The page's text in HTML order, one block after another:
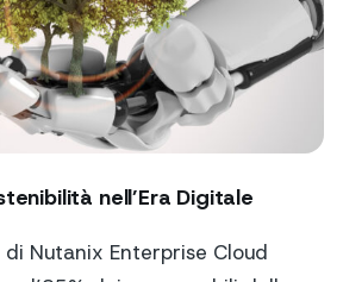
nell’Era Digitale
Nutanix Enterprise Cloud